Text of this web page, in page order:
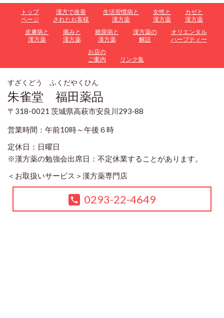
トップ
ページ
漢方で改善
されたお客様
生活習慣病と
漢方薬
女性と
漢方薬
カゼと
漢方薬
皮膚病と
漢方薬
痛みと
漢方薬
糖尿病と
漢方薬
漢方薬の
解説
オリエンタル
ハーブティー
お店の
ご案内
リンク集
すざくどう ふくだやくひん
朱雀堂 福田薬品
〒318-0021 茨城県高萩市安良川293‐88
営業時間：午前10時～午後６時
定休日：日曜日
※漢方薬の勉強会出席日：不定休業することがあります。
＜お取扱いサービス＞ 漢方薬専門店
0293-22-4649